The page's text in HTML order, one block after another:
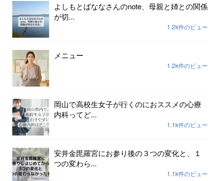
よしもとばななさんのnote、母親と姉との関係
が切...
1.2k件のビュー
メニュー
1.2k件のビュー
岡山で高校生女子が行くのにおススメの心療
内科ってど...
1.1k件のビュー
安井金毘羅宮にお参り後の３つの変化と、１
つの変わら...
1.1k件のビュー